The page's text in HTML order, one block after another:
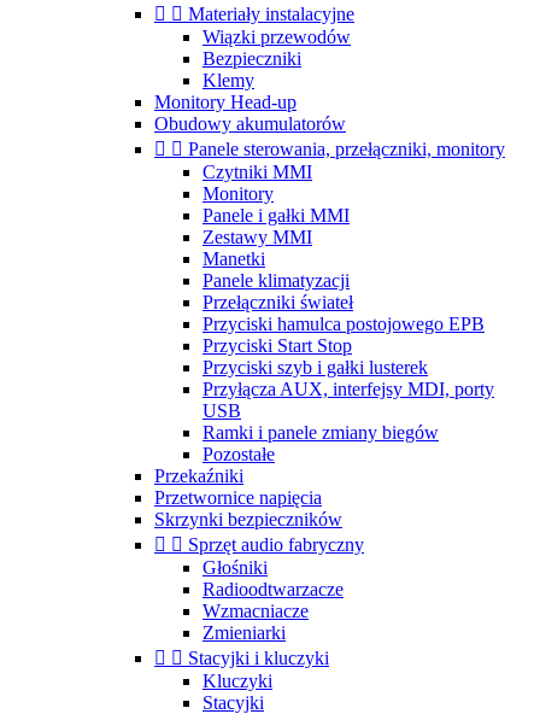
  Materiały instalacyjne
Wiązki przewodów
Bezpieczniki
Klemy
Monitory Head-up
Obudowy akumulatorów
  Panele sterowania, przełączniki, monitory
Czytniki MMI
Monitory
Panele i gałki MMI
Zestawy MMI
Manetki
Panele klimatyzacji
Przełączniki świateł
Przyciski hamulca postojowego EPB
Przyciski Start Stop
Przyciski szyb i gałki lusterek
Przyłącza AUX, interfejsy MDI, porty
USB
Ramki i panele zmiany biegów
Pozostałe
Przekaźniki
Przetwornice napięcia
Skrzynki bezpieczników
  Sprzęt audio fabryczny
Głośniki
Radioodtwarzacze
Wzmacniacze
Zmieniarki
  Stacyjki i kluczyki
Kluczyki
Stacyjki